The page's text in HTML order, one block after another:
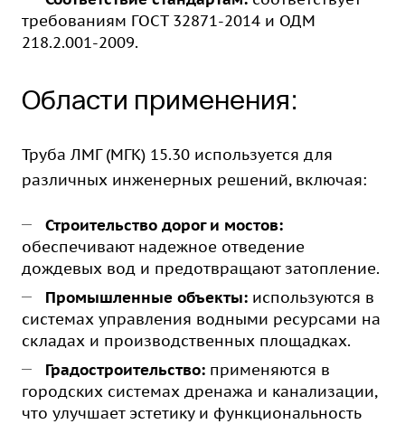
требованиям ГОСТ 32871-2014 и ОДМ
218.2.001-2009.
Области применения:
Труба ЛМГ (МГК) 15.30 используется для
различных инженерных решений, включая:
Строительство дорог и мостов:
обеспечивают надежное отведение
дождевых вод и предотвращают затопление.
Промышленные объекты: используются в
системах управления водными ресурсами на
складах и производственных площадках.
Градостроительство: применяются в
городских системах дренажа и канализации,
что улучшает эстетику и функциональность